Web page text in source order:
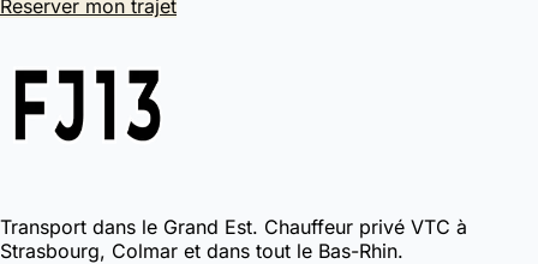
Reserver mon trajet
Transport dans le Grand Est. Chauffeur privé VTC à
Strasbourg, Colmar et dans tout le Bas-Rhin.